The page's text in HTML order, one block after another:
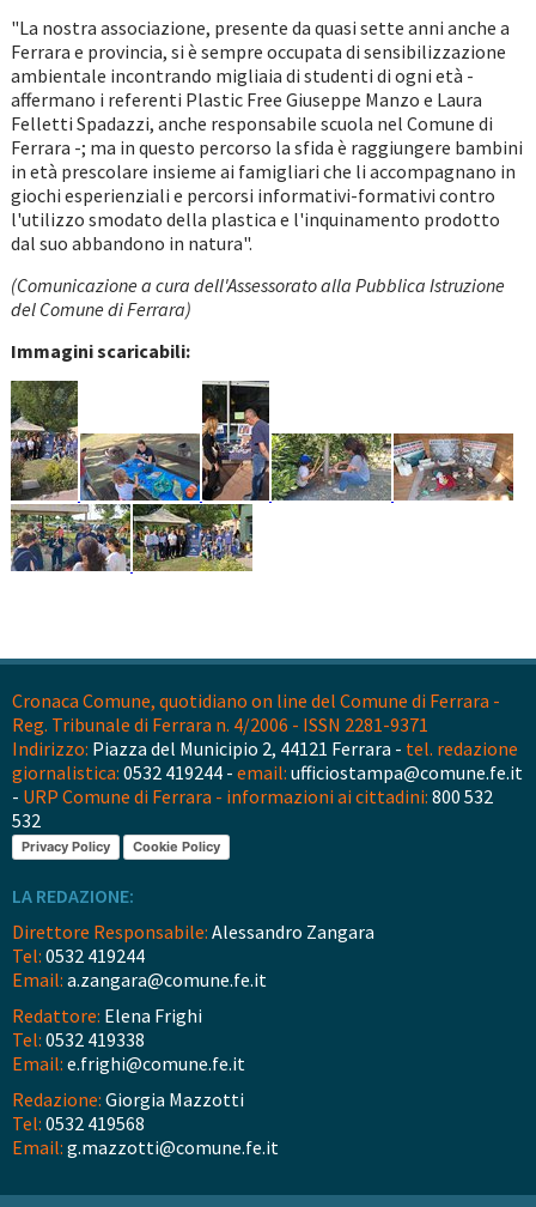
"La nostra associazione, presente da quasi sette anni anche a
Ferrara e provincia, si è sempre occupata di sensibilizzazione
ambientale incontrando migliaia di studenti di ogni età -
affermano i referenti Plastic Free Giuseppe Manzo e Laura
Felletti Spadazzi, anche responsabile scuola nel Comune di
Ferrara -; ma in questo percorso la sfida è raggiungere bambini
in età prescolare insieme ai famigliari che li accompagnano in
giochi esperienziali e percorsi informativi-formativi contro
l'utilizzo smodato della plastica e l'inquinamento prodotto
dal suo abbandono in natura".
(Comunicazione a cura dell'Assessorato alla Pubblica Istruzione
del Comune di Ferrara)
Immagini scaricabili:
Cronaca Comune, quotidiano on line del Comune di Ferrara -
Reg. Tribunale di Ferrara n. 4/2006 - ISSN 2281-9371
Indirizzo: Piazza del Municipio 2, 44121 Ferrara - tel. redazione
giornalistica: 0532 419244 - email: ufficiostampa@comune.fe.it
- URP Comune di Ferrara - informazioni ai cittadini: 800 532
532
Privacy Policy Cookie Policy
LA REDAZIONE:
Direttore Responsabile: Alessandro Zangara
Tel: 0532 419244
Email: a.zangara@comune.fe.it
Redattore: Elena Frighi
Tel: 0532 419338
Email: e.frighi@comune.fe.it
Redazione: Giorgia Mazzotti
Tel: 0532 419568
Email: g.mazzotti@comune.fe.it